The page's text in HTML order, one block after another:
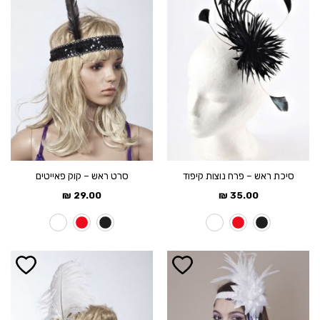
סיכת ראש – פרח נוצות קיפוד
35.00
₪
סרט ראש – קוק פאייטים
29.00
₪